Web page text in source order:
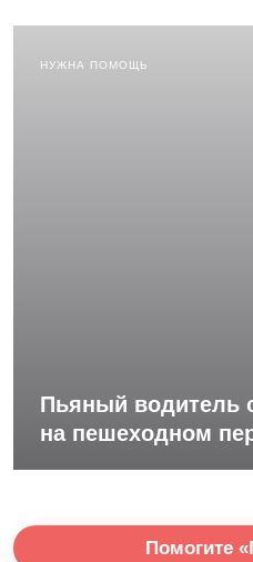
НУЖНА ПОМОЩЬ
Пьяный водитель
на пешеходном
Помогите